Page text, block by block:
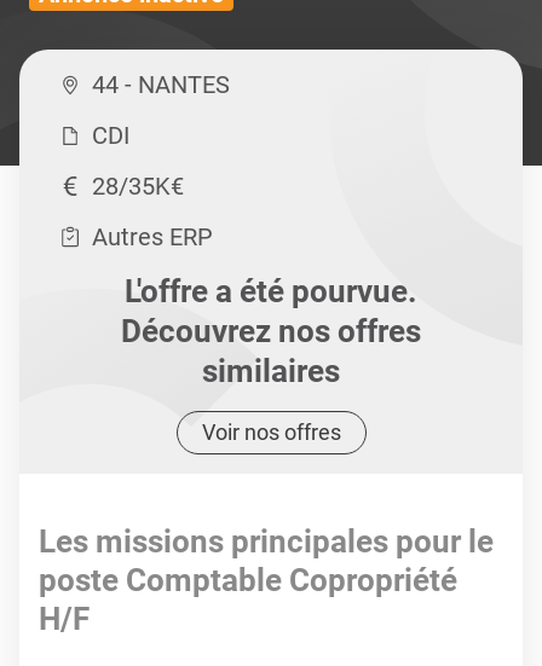
44 - NANTES
CDI
28/35K€
Autres ERP
L'offre a été pourvue.
Découvrez nos offres
similaires
Voir nos offres
Les missions principales pour le
poste Comptable Copropriété
H/F